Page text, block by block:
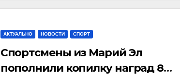
АКТУАЛЬНО НОВОСТИ СПОРТ
Спортсмены из Марий Эл
пополнили копилку наград 8